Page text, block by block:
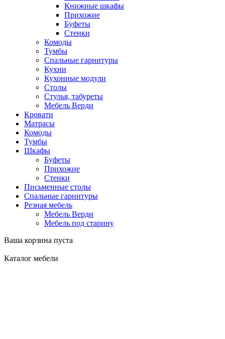
Книжные шкафы
Прихожие
Буфеты
Стенки
Комоды
Тумбы
Спальные гарнитуры
Кухни
Кухонные модули
Столы
Стулья, табуреты
Мебель Верди
Кровати
Матрасы
Комоды
Тумбы
Шкафы
Буфеты
Прихожие
Стенки
Письменные столы
Спальные гарнитуры
Резная мебель
Мебель Верди
Мебель под старину
Ваша корзина пуста
Каталог мебели